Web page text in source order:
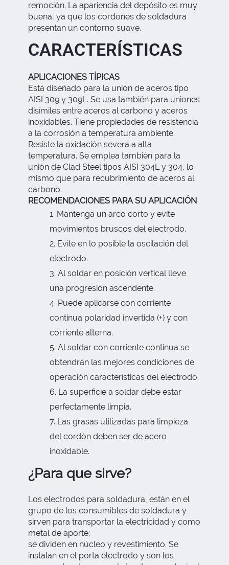
remoción. La apariencia del depósito es muy
buena, ya que los cordones de soldadura
presentan un contorno suave.
CARACTERÍSTICAS
APLICACIONES TÍPICAS
Está diseñado para la unión de aceros tipo
AISI 309 y 309L. Se usa también para uniones
disímiles entre aceros al carbono y aceros
inoxidables. Tiene propiedades de resistencia
a la corrosión a temperatura ambiente.
Resiste la oxidación severa a alta
temperatura. Se emplea también para la
unión de Clad Steel tipos AISI 304L y 304, lo
mismo que para recubrimiento de aceros al
carbono.
RECOMENDACIONES PARA SU APLICACIÓN
Mantenga un arco corto y evite
movimientos bruscos del electrodo.
Evite en lo posible la oscilación del
electrodo.
Al soldar en posición vertical lleve
una progresión ascendente.
Puede aplicarse con corriente
continua polaridad invertida (+) y con
corriente alterna.
Al soldar con corriente continua se
obtendrán las mejores condiciones de
operación características del electrodo.
La superficie a soldar debe estar
perfectamente limpia.
Las grasas utilizadas para limpieza
del cordón deben ser de acero
inoxidable.
¿Para que sirve?
Los electrodos para soldadura, están en el
grupo de los consumibles de soldadura y
sirven para transportar la electricidad y como
metal de aporte;
se dividen en núcleo y revestimiento. Se
instalan en el porta electrodo y son los